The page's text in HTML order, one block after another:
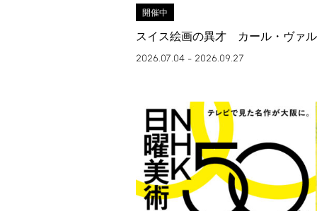
開催中
スイス絵画の異才 カール・ヴァ
2026.07.04 – 2026.09.27